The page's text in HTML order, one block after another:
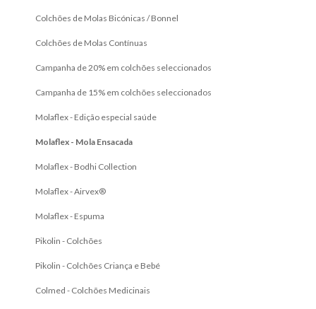
Móveis por Medida
Termos e Condições
Livro de Reclamações
Colchões de Molas Bicónicas / Bonnel
Colchões de Molas Contínuas
Campanha de 20% em colchões seleccionados
Campanha de 15% em colchões seleccionados
Molaflex - Edição especial saúde
Molaflex - Mola Ensacada
Molaflex - Bodhi Collection
Molaflex - Airvex®
Molaflex - Espuma
Pikolin - Colchões
Pikolin - Colchões Criança e Bebé
Colmed - Colchões Medicinais